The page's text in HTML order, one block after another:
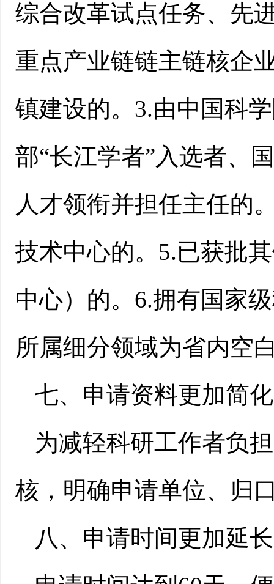
综合改革试点任务、先
重点产业链链主链核企
镇建设的。3.由中国科
部“长江学者”入选者、
人才领衔并担任主任的
技术中心的。5.已获批
中心）的。6.拥有国家
所属细分领域为省内空
七、 申请资料更加简化
为减轻科研工作者负
核，明确申请单位、归
八、 申请时间更加延长